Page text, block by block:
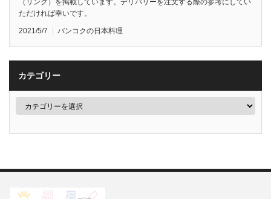
ただければ幸いです。
2021/5/7 バンコクの日本料理
カテゴリー